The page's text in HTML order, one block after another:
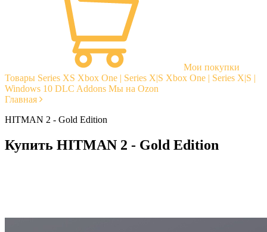
Мои покупки
Товары Series XS Xbox One | Series X|S Xbox One | Series X|S |
Windows 10 DLC Addons Мы на Ozon
Главная
HITMAN 2 - Gold Edition
Купить HITMAN 2 - Gold Edition